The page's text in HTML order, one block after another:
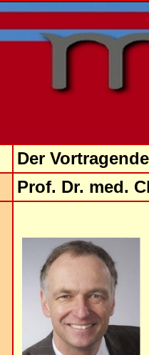
Der
Prof. Dr. med.